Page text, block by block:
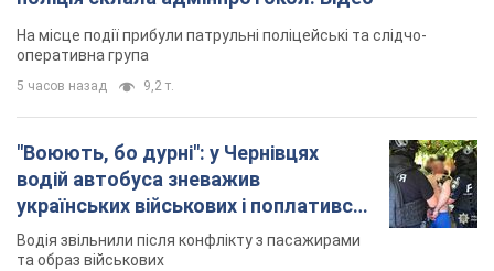
На місце події прибули патрульні поліцейські та слідчо-
оперативна група
5 часов назад 9,2 т.
"Воюють, бо дурні": у Чернівцях
водій автобуса зневажив
українських військових і поплатився.
Відео
Водія звільнили після конфлікту з пасажирами
та образ військових